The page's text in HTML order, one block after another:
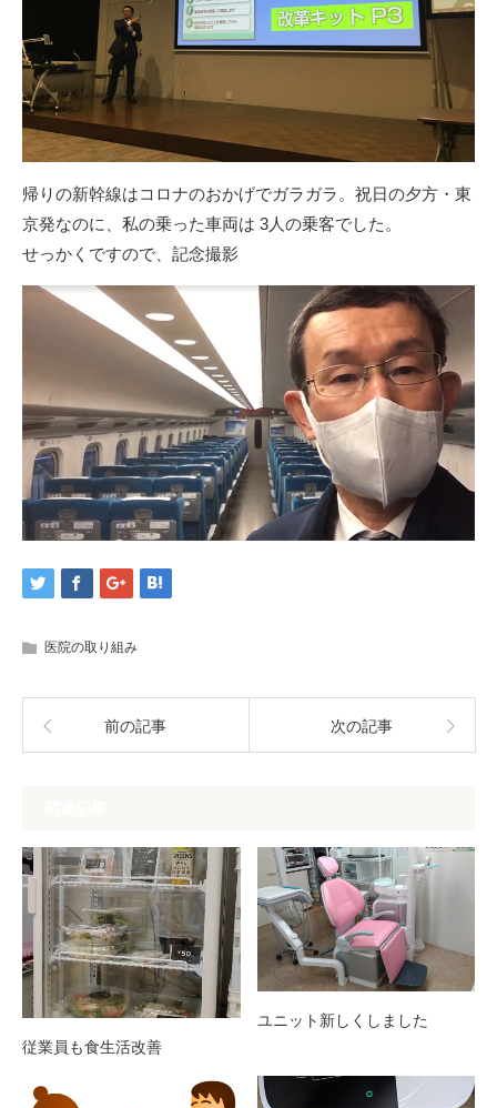
帰りの新幹線はコロナのおかげでガラガラ。祝日の夕方・東
京発なのに、私の乗った車両は 3人の乗客でした。
せっかくですので、記念撮影
医院の取り組み
前の記事 次の記事
従業員も食生活改善
ユニット新しくしました